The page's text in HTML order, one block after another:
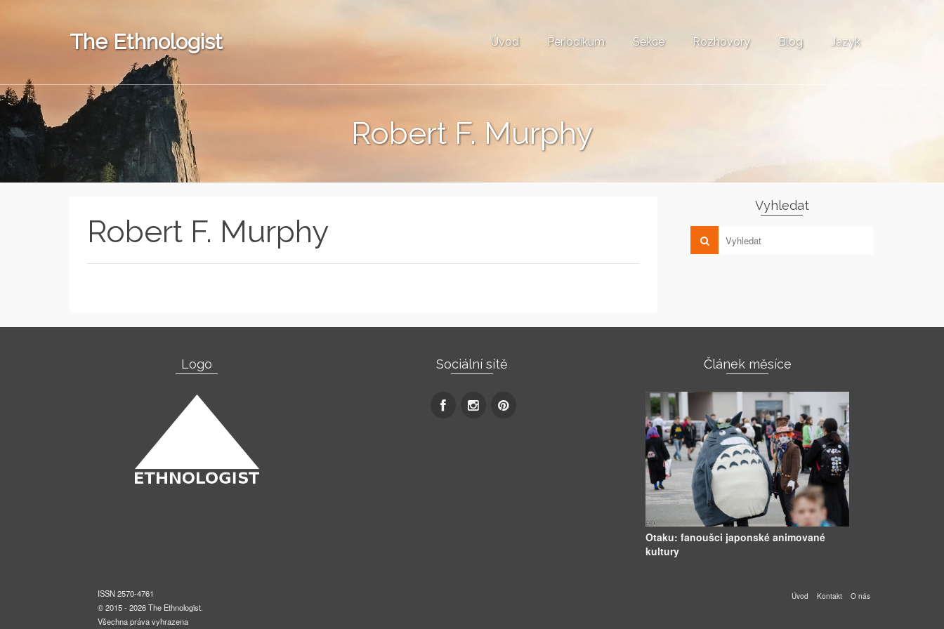
The Ethnologist Úvod Periodikum Sekce Rozhovory Blog Jazyk
Robert F. Murphy
Robert F. Murphy
Vyhledat
Logo Sociální sítě Článek měsíce
Otaku: fanoušci japonské animované
kultury
Úvod Kontakt O nás
ISSN 2570-4761
© 2015 - 2026 The Ethnologist.
Všechna práva vyhrazena